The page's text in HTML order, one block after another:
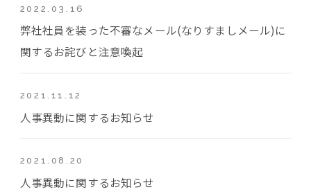
2022.03.16
弊社社員を装った不審なメール(なりすましメール)に
関するお詫びと注意喚起
2021.11.12
人事異動に関するお知らせ
2021.08.20
人事異動に関するお知らせ